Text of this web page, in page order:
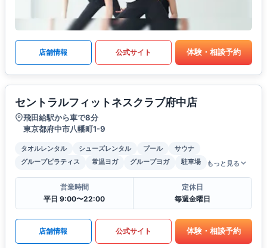
店舗情報 公式サイト 体験・相談予約
セントラルフィットネスクラブ府中店
飛田給駅から車で8分
東京都府中市八幡町1-9
タオルレンタル シューズレンタル プール
サウナ
グループピラティス
常温ヨガ グループヨガ 駐車場 もっと見る
営業時間
平日 9:00〜22:00
定休日
毎週金曜日
店舗情報 公式サイト 体験・相談予約